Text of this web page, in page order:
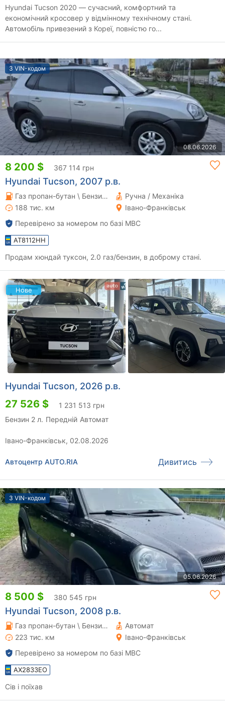
Hyundai Tucson 2020 — сучасний, комфортний та
економічний кросовер у відмінному технічному стані.
Автомобіль привезений з Кореї, повністю го...
З VIN-кодом
08.06.2026
8 200 $ 367 114 грн
Hyundai Tucson, 2007 р.в.
Газ пропан-бутан \ Бензин 2 л.
Ручна / Механіка
188 тис. км
Івано-Франківськ
Перевірено за номером по базі МВС
AT8112HH
Продам хюндай туксон, 2.0 газ/бензин, в доброму стані.
Нове
Hyundai Tucson, 2026 р.в.
27 526 $
1 231 513 грн
Бензин 2 л. Передній Автомат
Івано-Франківськ, 02.08.2026
Автоцентр AUTO.RIA Дивитись
З VIN-кодом
05.06.2026
8 500 $ 380 545 грн
Hyundai Tucson, 2008 р.в.
Газ пропан-бутан \ Бензин 1.98 л.
Автомат
223 тис. км
Івано-Франківськ
Перевірено за номером по базі МВС
AX2833EO
Сів і поїхав